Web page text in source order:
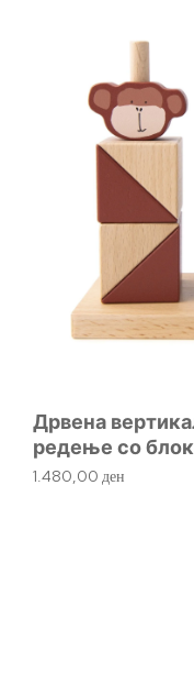
Дрвена
редење со
1.480,00 ден